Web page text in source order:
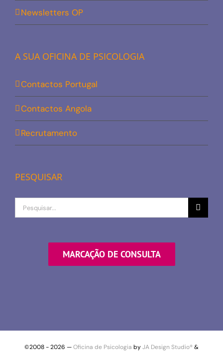
Newsletters OP
A SUA OFICINA DE PSICOLOGIA
Contactos Portugal
Contactos Angola
Recrutamento
PESQUISAR
Procurar
por
MARCAÇÃO DE CONSULTA
©2008 -2026 —Oficina de Psicologia byJA Design Studio®&